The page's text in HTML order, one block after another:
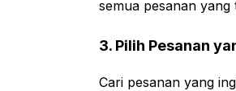
semua pesanan yang
3. Pilih Pesanan
Cari pesanan yang